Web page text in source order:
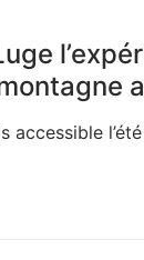
accessible